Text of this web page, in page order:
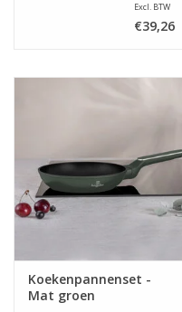
Excl. BTW
€39,26
Koekenpannenset -
Mat groen